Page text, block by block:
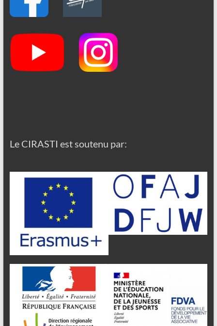
Le CIRASTI est soutenu par: